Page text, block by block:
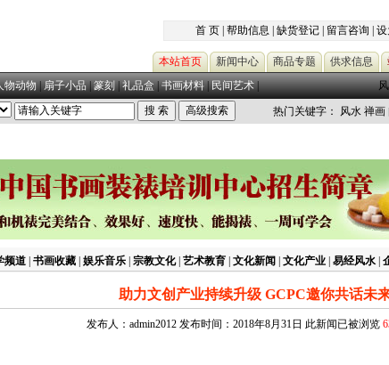
首 页 帮助信息 缺货登记 留言咨询
本站首页 新闻中心 商品专题 供求信息
物动物|扇子小品|篆刻|礼品盒|书画材料|民间艺术|
热门关键字： 风水 禅画
频道 书画收藏 娱乐音乐 宗教文化| 艺术教育 文化新闻 文化产业 易经风水
助力文创产业持续升级 GCPC邀你共话未
发布人：admin2012 发布时间：2018年8月31日 此新闻已被浏览